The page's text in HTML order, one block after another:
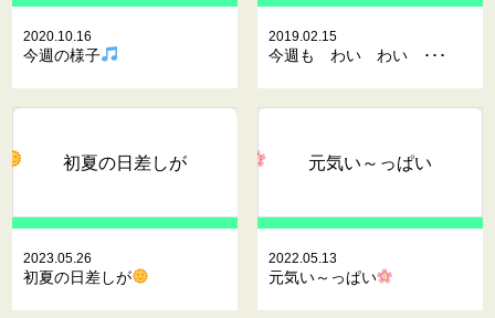
2020.10.16
今週の様子
2019.02.15
今週も わい わい ･･･
初夏の日差しが
2023.05.26
初夏の日差しが
元気い～っぱい
2022.05.13
元気い～っぱい